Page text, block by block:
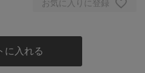
お気に入りに登録
に入れる